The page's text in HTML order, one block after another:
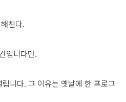
친다.
입니다만.
니다. 그 이유는 옛날에 한 프로그